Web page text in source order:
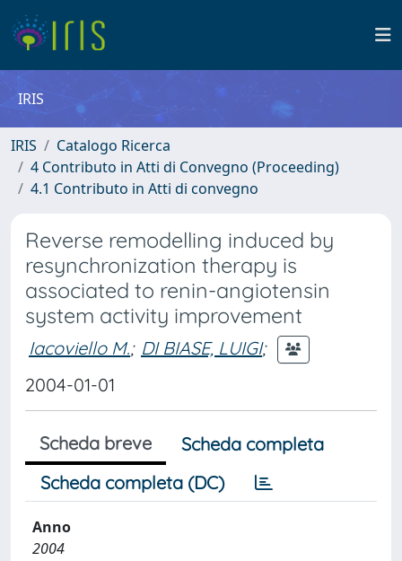
IRIS
IRIS
Catalogo Ricerca
4 Contributo in Atti di Convegno (Proceeding)
4.1 Contributo in Atti di convegno
Reverse remodelling induced by
resynchronization therapy is
associated to renin-angiotensin
system activity improvement
Iacoviello M.; DI BIASE, LUIGI;
2004-01-01
Scheda breve
Scheda completa
Scheda completa (DC)
Anno
2004